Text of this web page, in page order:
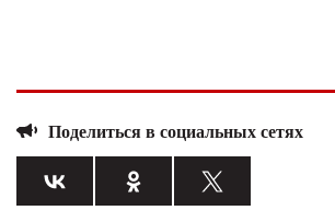
Поделиться в социальных сетях